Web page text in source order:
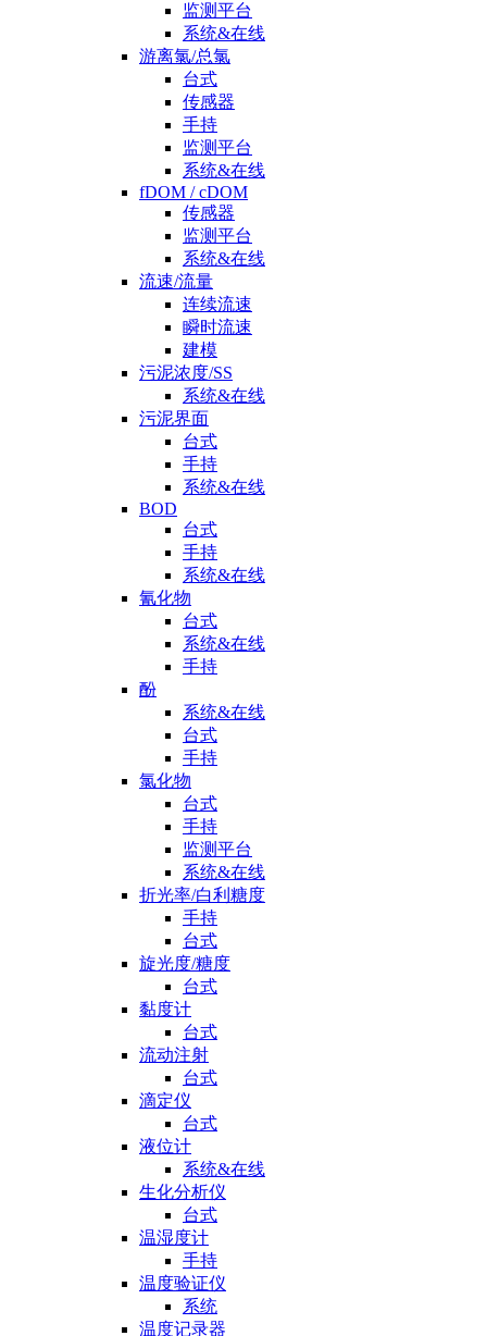
监测平台
系统&在线
游离氯/总氯
台式
传感器
手持
监测平台
系统&在线
fDOM / cDOM
传感器
监测平台
系统&在线
流速/流量
连续流速
瞬时流速
建模
污泥浓度/SS
系统&在线
污泥界面
台式
手持
系统&在线
BOD
台式
手持
系统&在线
氰化物
台式
系统&在线
手持
酚
系统&在线
台式
手持
氯化物
台式
手持
监测平台
系统&在线
折光率/白利糖度
手持
台式
旋光度/糖度
台式
黏度计
台式
流动注射
台式
滴定仪
台式
液位计
系统&在线
生化分析仪
台式
温湿度计
手持
温度验证仪
系统
温度记录器